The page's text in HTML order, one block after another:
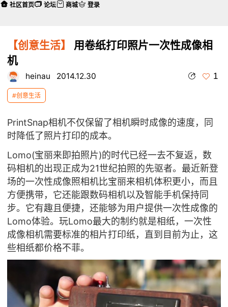
【创意生活】
用卷纸打印照片一次性成像相
机
heinau 2014.12.30 1
#创意生活
PrintSnap相机不仅保留了相机瞬时成像的速度，同
时降低了照片打印的成本。
Lomo(宝丽来即拍照片)的时代已经一去不复返，数
码相机的出现正成为21世纪拍照的先驱者。最近新登
场的一次性成像照相机比宝丽来相机体积更小，而且
方便携带，它还能跟数码相机以及智能手机保持同
步。它有趣且便捷，还能够为用户提供一次性成像的
Lomo体验。玩Lomo最大的制约就是相纸，一次性
成像相机需要标准的相片打印纸，直到目前为止，这
些相纸都价格不菲。
社区首页 论坛 商城 登录